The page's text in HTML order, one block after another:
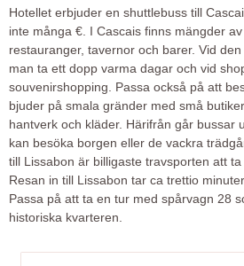
Hotellet erbjuder en shuttlebuss till
inte många €. I Cascais finns mängder av
restauranger, tavernor och barer. Vid
man ta ett dopp varma dagar och vid
souvenirshopping. Passa också på att
bjuder på smala gränder med små
hantverk och kläder. Härifrån går bussar
kan besöka borgen eller de vackra
till Lissabon är billigaste travsporten att
Resan in till Lissabon tar ca trettio
Passa på att ta en tur med spårvagn 28
historiska kvarteren.